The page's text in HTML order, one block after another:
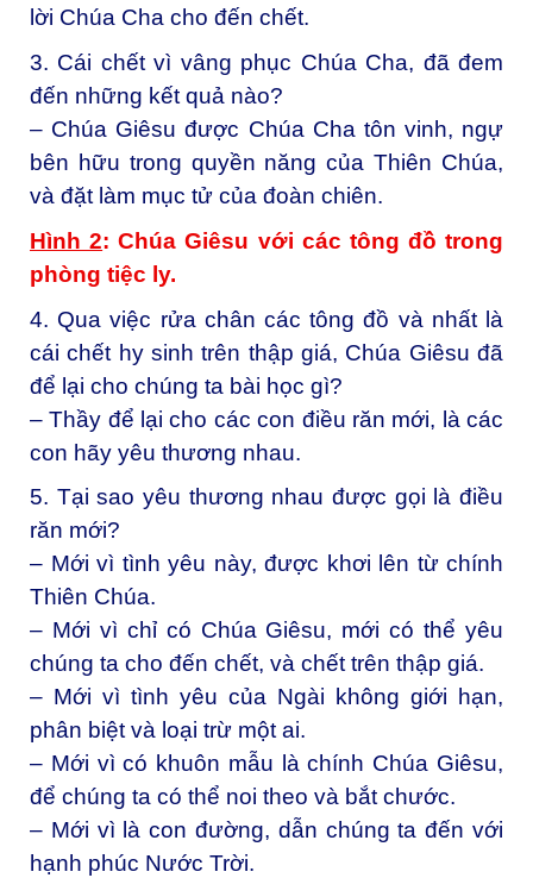
lời Chúa Cha cho đến chết.
3. Cái chết vì vâng phục Chúa Cha, đã đem
đến những kết quả nào?
– Chúa Giêsu được Chúa Cha tôn vinh, ngự
bên hữu trong quyền năng của Thiên Chúa,
và đặt làm mục tử của đoàn chiên.
Hình 2: Chúa Giêsu với các tông đồ trong
phòng tiệc ly.
4. Qua việc rửa chân các tông đồ và nhất là
cái chết hy sinh trên thập giá, Chúa Giêsu đã
để lại cho chúng ta bài học gì?
– Thầy để lại cho các con điều răn mới, là các
con hãy yêu thương nhau.
5. Tại sao yêu thương nhau được gọi là điều
răn mới?
– Mới vì tình yêu này, được khơi lên từ chính
Thiên Chúa.
– Mới vì chỉ có Chúa Giêsu, mới có thể yêu
chúng ta cho đến chết, và chết trên thập giá.
– Mới vì tình yêu của Ngài không giới hạn,
phân biệt và loại trừ một ai.
– Mới vì có khuôn mẫu là chính Chúa Giêsu,
để chúng ta có thể noi theo và bắt chước.
– Mới vì là con đường, dẫn chúng ta đến với
hạnh phúc Nước Trời.